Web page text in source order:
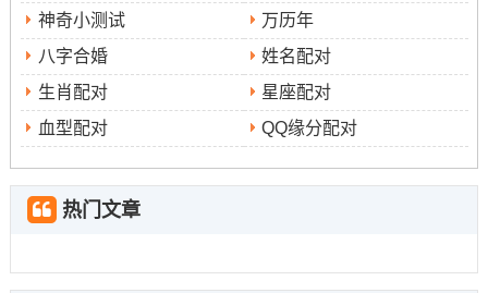
◆公历:2025年9月8日星期一
◆ 农历:乙巳年七月十七日
宜：嫁娶； 祈福~ 求嗣、 出行， 拆卸， 修造 - 动土，
上梁
◆冲煞:冲（狗）
◆九星吉凶:天赦日（百事皆宜）
神奇小测试
万历年
八字合婚
姓名配对
生肖配对
星座配对
血型配对
QQ缘分配对
热门文章